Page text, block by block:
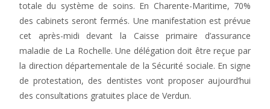
totale du système de soins. En Charente-Maritime, 70%
des cabinets seront fermés. Une manifestation est prévue
cet après-midi devant la Caisse primaire d’assurance
maladie de La Rochelle. Une délégation doit être reçue par
la direction départementale de la Sécurité sociale. En signe
de protestation, des dentistes vont proposer aujourd’hui
des consultations gratuites place de Verdun.